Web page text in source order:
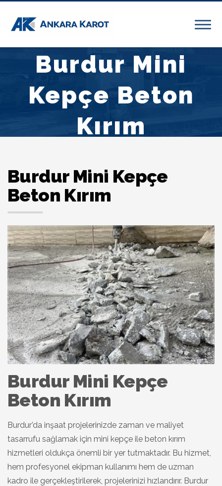
Burdur Mini
Kepçe Beton
Kırım
Burdur Mini Kepçe
Beton Kırım
Burdur Mini Kepçe
Beton Kırım
Burdur’da inşaat projelerinizde zaman ve maliyet
tasarrufu sağlamak için mini kepçe ile beton kırım
hizmetleri oldukça önemli bir yer tutmaktadır. Bu hizmet,
hem profesyonel ekipman kullanımı hem de uzman
kadro ile gerçekleştirilerek, projelerinizi hızlandırır. Burdur